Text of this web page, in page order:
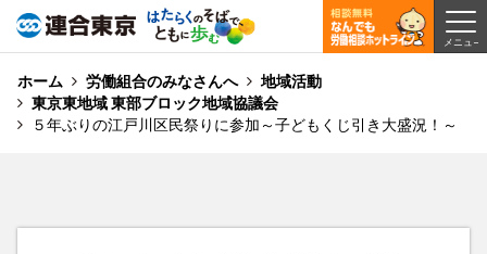
ホーム 労働組合のみなさんへ
地域活動
東京東地域 東部ブロック地域協議会
５年ぶりの江戸川区民祭りに参加～子どもくじ引き大盛況！～